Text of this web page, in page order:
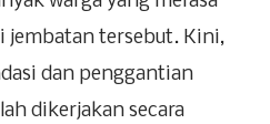
jembatan tersebut. Kini,
dan penggantian
dikerjakan secara